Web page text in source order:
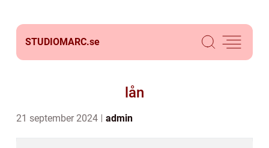
STUDIOMARC.se
lån
21 september 2024 admin